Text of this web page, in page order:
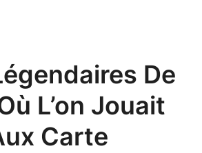
De
L’on Jouait
Carte